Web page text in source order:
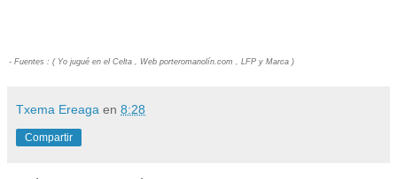
- Fuentes : ( Yo jugué en el Celta , Web porteromanolín.com , LFP y Marca )
Txema Ereaga en 8:28
Compartir